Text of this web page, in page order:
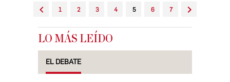
1 2 3 4 5 6 7
LO MÁS LEÍDO
EL DEBATE